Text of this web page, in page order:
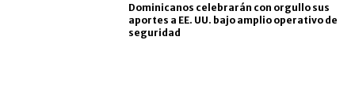
Dominicanos celebrarán con orgullo sus
aportes a EE. UU. bajo amplio operativo de
seguridad